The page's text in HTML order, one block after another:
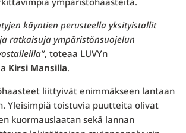
käyntien perusteella yksityistallit
ratkaisuja ympäristönsuojelun
, toteaa LUVYn
Kirsi Mansilla.
liittyivät enimmäkseen lantaan
Yleisimpiä toistuvia puutteita olivat
kuormauslaatan sekä lannan